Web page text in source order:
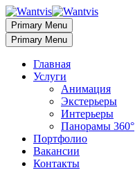
Primary Menu
Primary Menu
Главная
Услуги
Анимация
Экстерьеры
Интерьеры
Панорамы 360°
Портфолио
Вакансии
Контакты